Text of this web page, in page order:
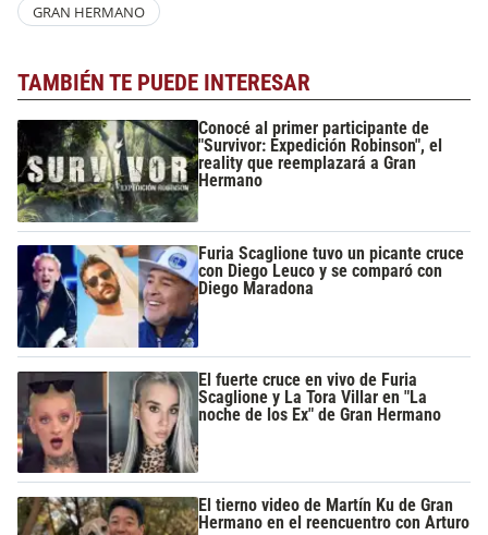
GRAN HERMANO
TAMBIÉN TE PUEDE INTERESAR
Conocé al primer participante de
"Survivor: Expedición Robinson", el
reality que reemplazará a Gran
Hermano
Furia Scaglione tuvo un picante cruce
con Diego Leuco y se comparó con
Diego Maradona
El fuerte cruce en vivo de Furia
Scaglione y La Tora Villar en "La
noche de los Ex" de Gran Hermano
El tierno video de Martín Ku de Gran
Hermano en el reencuentro con Arturo